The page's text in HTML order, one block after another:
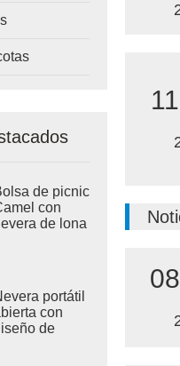
de picnic
con
de lona
portátil
con
de